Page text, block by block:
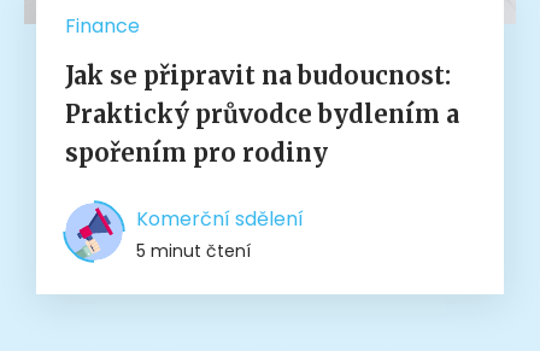
Finance
Jak se připravit na budoucnost:
Praktický průvodce bydlením a
spořením pro rodiny
Komerční sdělení
5 minut čtení